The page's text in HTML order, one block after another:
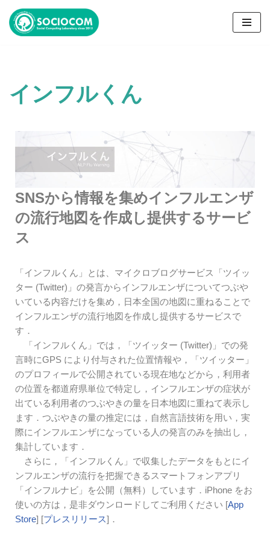
コ
ツ
ッ
インフルくん
SNSから情報を集めインフルエンザ
の流行地図を作成し提供するサービ
ス
「インフルくん」とは、マイクロブログサービス「ツイッ
ター (Twitter)」の発言からインフルエンザについてつぶや
いている内容だけを集め，日本全国の地図に重ねることで
インフルエンザの流行地図を作成し提供するサービスで
す．
「インフルくん」では，「ツイッター (Twitter)」での発
言時にGPS により付与された位置情報や，「ツイッター」
のプロフィールで公開されている現在地などから，利用者
の位置を都道府県単位で特定し，インフルエンザの症状が
出ている利用者のつぶやきの量を日本地図に重ねて表示し
ます．つぶやきの量の推定には，自然言語技術を用い，実
際にインフルエンザになっている人の発言のみを抽出し，
集計しています．
さらに，「インフルくん」で収集したデータをもとにイ
ンフルエンザの流行を把握できるスマートフォンアプリ
「インフルナビ」を公開（無料）しています．iPhone をお
使いの方は，是非ダウンロードしてご利用ください [App
Store] [プレスリリース]．